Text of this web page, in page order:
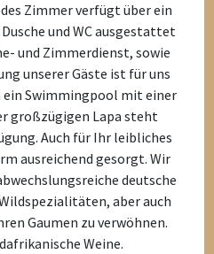
Zimmer verfügt über ein
und WC ausgestattet
und Zimmerdienst, sowie
unserer Gäste ist für uns
ein Swimmingpool mit einer
großzügigen Lapa steht
Auch für Ihr leibliches
ausreichend gesorgt. Wir
deutsche
aber auch
Gaumen zu verwöhnen.
Weine.